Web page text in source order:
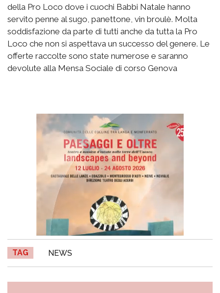
della Pro Loco dove i cuochi Babbi Natale hanno
servito penne al sugo, panettone, vin broulè. Molta
soddisfazione da parte di tutti anche da tutta la Pro
Loco che non si aspettava un successo del genere. Le
offerte raccolte sono state numerose e saranno
devolute alla Mensa Sociale di corso Genova
TAG NEWS